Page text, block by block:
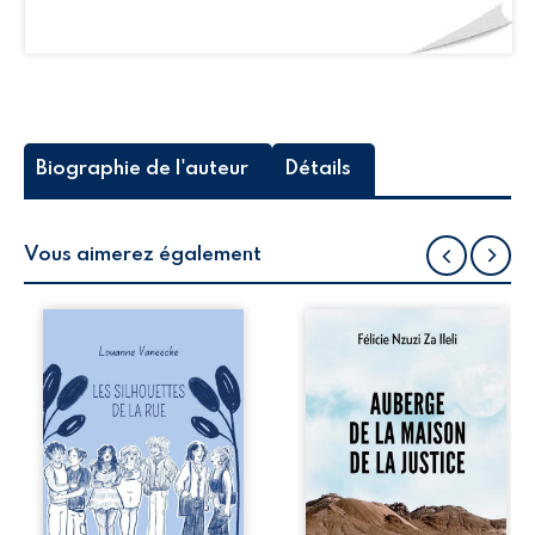
Biographie de l'auteur Détails
Vous aimerez également
la rue donne la
parole à six
personnages
ordinaires,
traversés par des
pensées, des
émotions et des
silences qui
pourraient
Auberge de la
récit-témoignage
consacré au
parcours
exemplaire de
Mbala Zi Nkuaku
Lema Félix.
Magistrat intègre,